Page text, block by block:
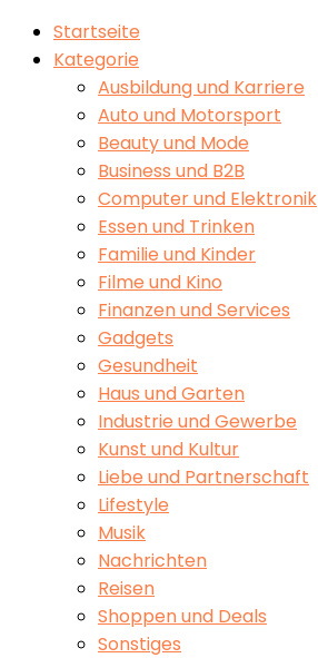
Startseite
Kategorie
Ausbildung und Karriere
Auto und Motorsport
Beauty und Mode
Business und B2B
Computer und Elektronik
Essen und Trinken
Familie und Kinder
Filme und Kino
Finanzen und Services
Gadgets
Gesundheit
Haus und Garten
Industrie und Gewerbe
Kunst und Kultur
Liebe und Partnerschaft
Lifestyle
Musik
Nachrichten
Reisen
Shoppen und Deals
Sonstiges